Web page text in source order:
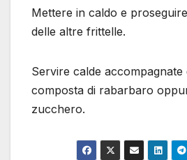
Mettere in caldo e
delle altre frittelle.
Servire calde accompagnate
composta di rabarbaro
zucchero.